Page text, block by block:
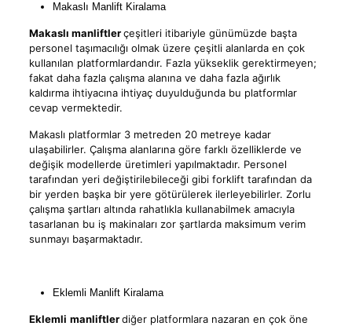
Makaslı Manlift Kiralama
Makaslı manliftlerçeşitleri itibariyle günümüzde başta
personel taşımacılığı olmak üzere çeşitli alanlarda en çok
kullanılan platformlardandır. Fazla yükseklik gerektirmeyen;
fakat daha fazla çalışma alanına ve daha fazla ağırlık
kaldırma ihtiyacına ihtiyaç duyulduğunda bu platformlar
cevap vermektedir.
Makaslı platformlar 3 metreden 20 metreye kadar
ulaşabilirler. Çalışma alanlarına göre farklı özelliklerde ve
değişik modellerde üretimleri yapılmaktadır. Personel
tarafından yeri değiştirilebileceği gibi forklift tarafından da
bir yerden başka bir yere götürülerek ilerleyebilirler. Zorlu
çalışma şartları altında rahatlıkla kullanabilmek amacıyla
tasarlanan bu iş makinaları zor şartlarda maksimum verim
sunmayı başarmaktadır.
Eklemli Manlift Kiralama
Eklemli manliftlerdiğer platformlara nazaran en çok öne